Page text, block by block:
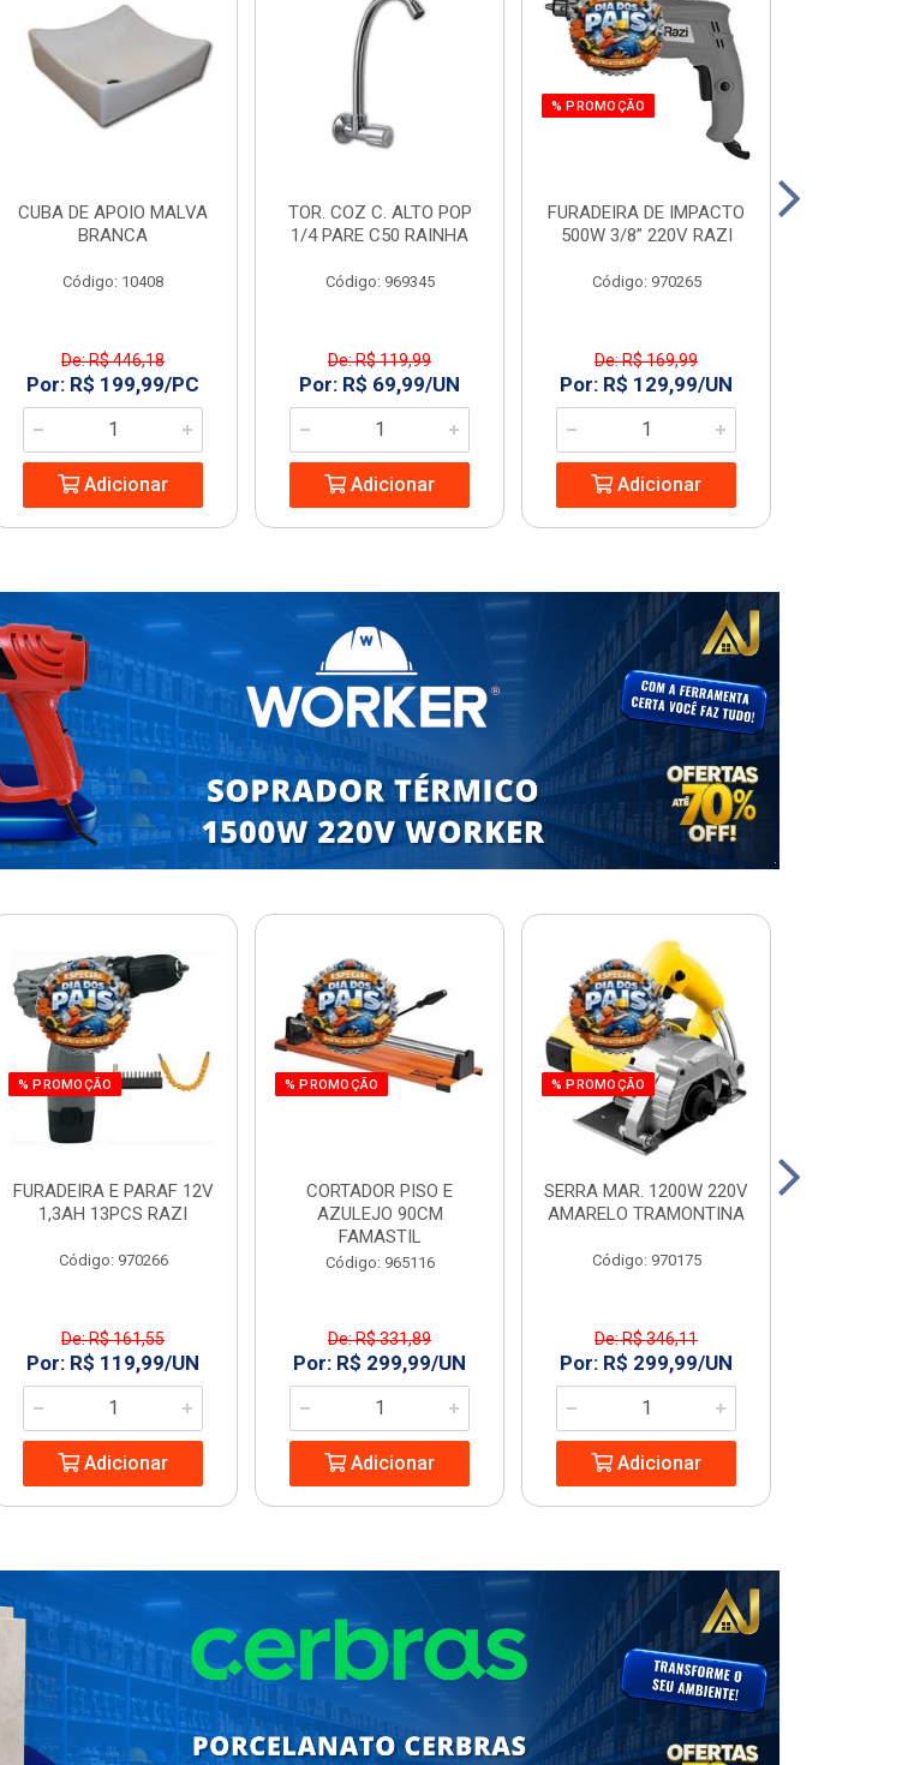
CUBA DE APOIO MALVA
BRANCA
Código: 10408
De: R$ 446,18
Por: R$ 199,99/PC
Adicionar
TOR. COZ C. ALTO POP
1/4 PARE C50 RAINHA
Código: 969345
De: R$ 119,99
Por: R$ 69,99/UN
Adicionar
% PROMOÇÃO
FURADEIRA DE IMPACTO
500W 3/8” 220V RAZI
Código: 970265
De: R$ 169,99
Por: R$ 129,99/UN
Adicionar
% PROMOÇÃO
FURADEIRA E PARAF 12V
1,3AH 13PCS RAZI
Código: 970266
De: R$ 161,55
Por: R$ 119,99/UN
Adicionar
% PROMOÇÃO
CORTADOR PISO E
AZULEJO 90CM
FAMASTIL
Código: 965116
De: R$ 331,89
Por: R$ 299,99/UN
Adicionar
% PROMOÇÃO
SERRA MAR. 1200W 220V
AMARELO TRAMONTINA
Código: 970175
De: R$ 346,11
Por: R$ 299,99/UN
Adicionar